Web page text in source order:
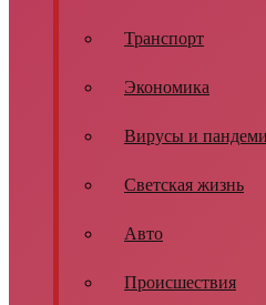
Транспорт
Экономика
Вирусы и
Светская жизнь
Авто
Происшествия